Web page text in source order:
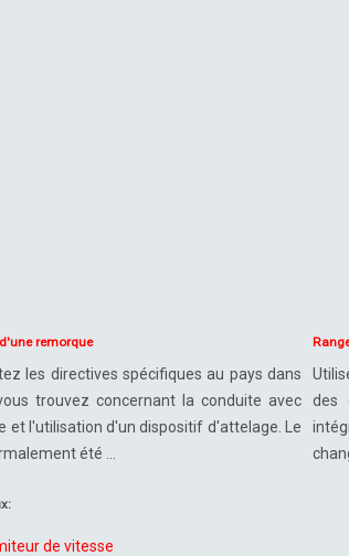
remorque
les directives spécifiques au pays dans
trouvez concernant la conduite avec
et l'utilisation d'un dispositif d'attelage. Le
été ...
des
de vitesse